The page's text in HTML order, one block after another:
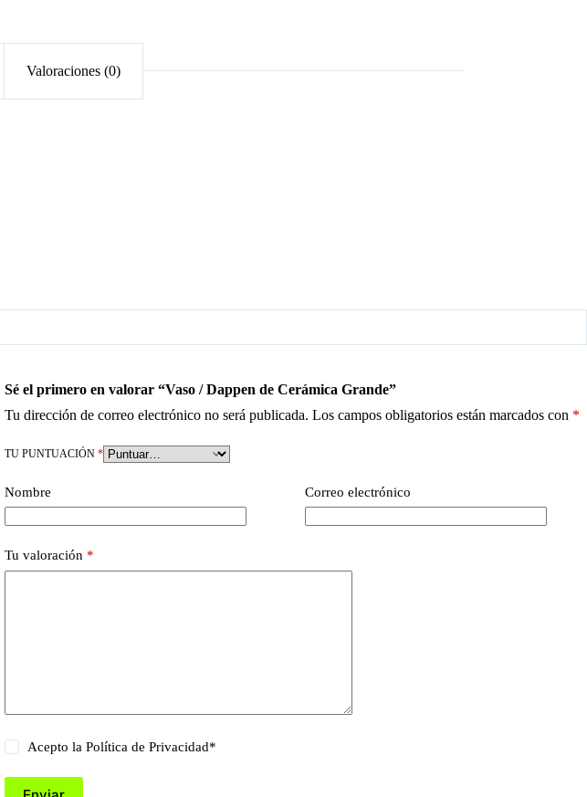
Valoraciones (0)
Sé el primero en valorar “Vaso / Dappen de Cerámica Grande”
Tu dirección de correo electrónico no será publicada. Los campos obligatorios están marcados con *
TU PUNTUACIÓN *
Nombre Correo electrónico
Tu valoración *
Acepto la Política de Privacidad*